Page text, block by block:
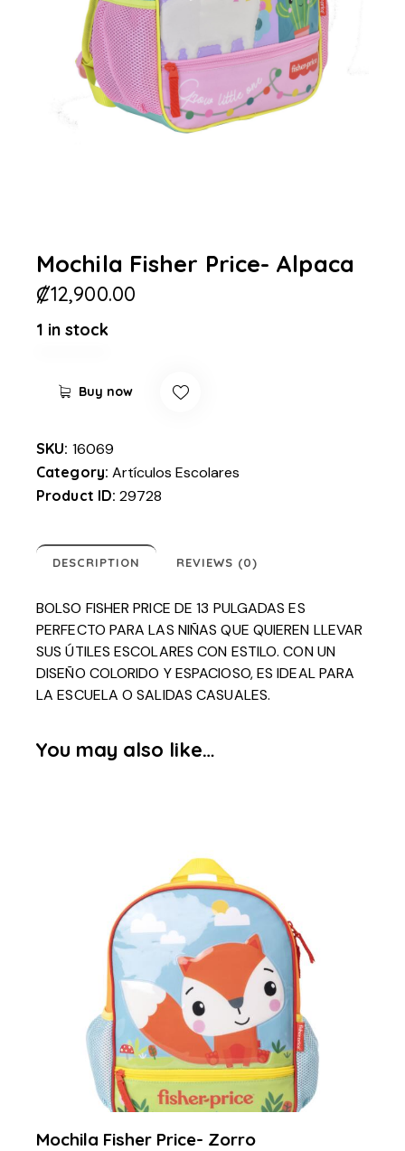
Mochila Fisher Price- Alpaca
₡12,900.00
1 in stock
Buy now
SKU: 16069
Category: Artículos Escolares
Product ID:29728
DESCRIPTION REVIEWS (0)
BOLSO FISHER PRICE DE 13 PULGADAS ES
PERFECTO PARA LAS NIÑAS QUE QUIEREN LLEVAR
SUS ÚTILES ESCOLARES CON ESTILO. CON UN
DISEÑO COLORIDO Y ESPACIOSO, ES IDEAL PARA
LA ESCUELA O SALIDAS CASUALES.
You may also like…
Mochila Fisher Price- Zorro